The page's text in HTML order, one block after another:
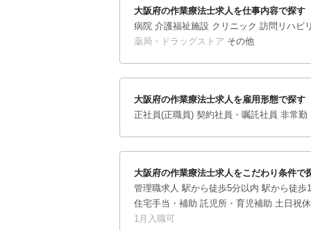
大阪府の作業療法士求人を仕事内容で探す
病院 介護福祉施設 クリニック 訪問リハビ
薬局・ドラッグストア その他
大阪府の作業療法士求人を雇用形態で探す
正社員(正職員) 契約社員・嘱託社員 非常勤
大阪府の作業療法士求人をこだわり条件で
管理職求人 駅から徒歩5分以内 駅から徒歩
住宅手当・補助 託児所・育児補助 土日祝休
1月入職可